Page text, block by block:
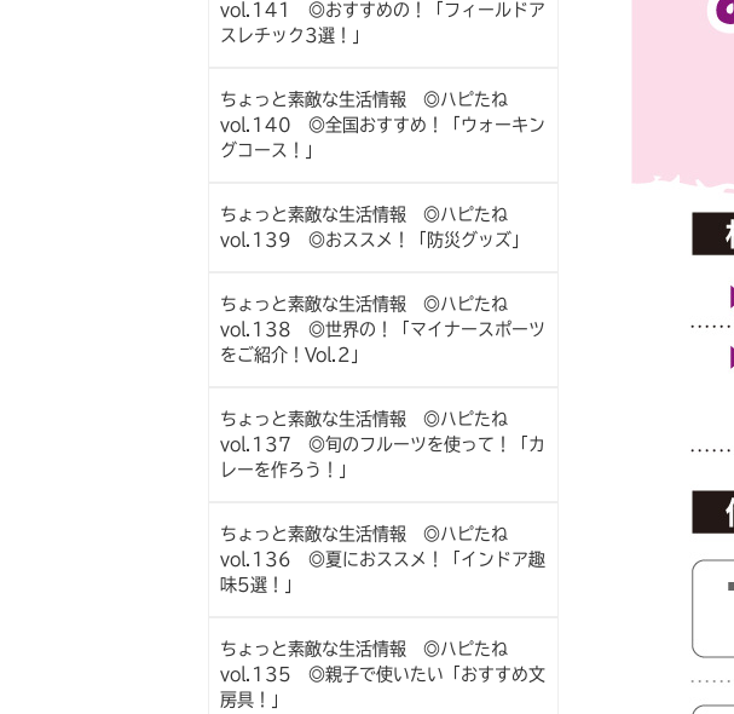
vol.141 ◎おすすめの！「フィールドア
スレチック3選！」
ちょっと素敵な生活情報 ◎ハピたね
vol.140 ◎全国おすすめ！「ウォーキン
グコース！」
ちょっと素敵な生活情報 ◎ハピたね
vol.139 ◎おススメ！「防災グッズ」
ちょっと素敵な生活情報 ◎ハピたね
vol.138 ◎世界の！「マイナースポーツ
をご紹介！Vol.2」
ちょっと素敵な生活情報 ◎ハピたね
vol.137 ◎旬のフルーツを使って！「カ
レーを作ろう！」
ちょっと素敵な生活情報 ◎ハピたね
vol.136 ◎夏におススメ！「インドア趣
味5選！」
ちょっと素敵な生活情報 ◎ハピたね
vol.135 ◎親子で使いたい「おすすめ文
房具！」